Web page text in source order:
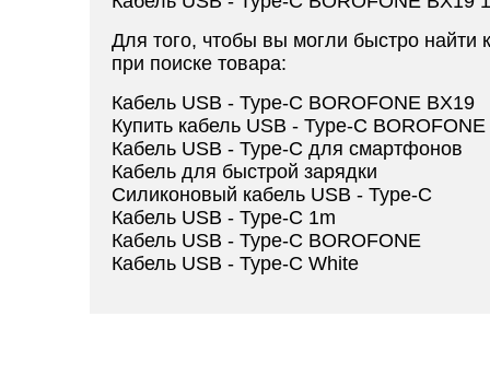
Для того, чтобы вы могли быстро найти
при поиске товара:
Кабель USB - Type-C BOROFONE BX19
Купить кабель USB - Type-C
Кабель USB - Type-C для смартфонов
Кабель для быстрой зарядки
Силиконовый кабель USB - Type-C
Кабель USB - Type-C 1m
Кабель USB - Type-C BOROFONE
Кабель USB - Type-C White